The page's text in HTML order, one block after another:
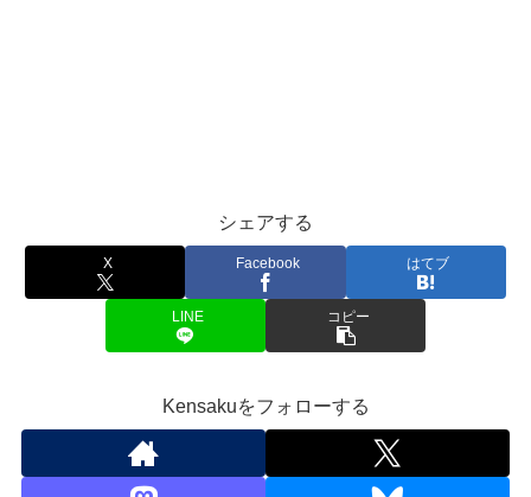
シェアする
X Facebook はてブ
LINE コピー
Kensakuをフォローする